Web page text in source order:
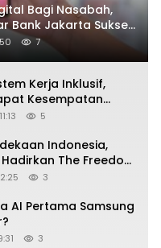
Bagi Nasabah,
Bank Jakarta Sukses
Awards 2026
7
Kerja Inklusif,
Kesempatan
5
Indonesia,
The Freedom
3
AI Pertama Samsung
3